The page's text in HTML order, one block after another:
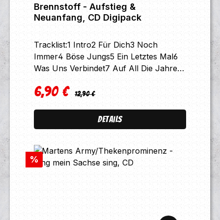
Brennstoff - Aufstieg &
Neuanfang, CD Digipack
Tracklist:1 Intro2 Für Dich3 Noch
Immer4 Böse Jungs5 Ein Letztes Mal6
Was Uns Verbindet7 Auf All Die Jahre8
Unverändert11 Saargebiet
Verkaufspreis:
6,90 € Regulärer Preis:
12,90 €
Details
Rabatt
%